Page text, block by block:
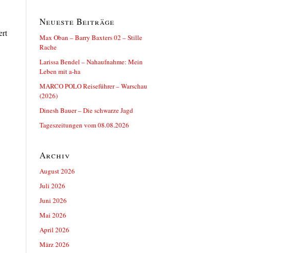
Neueste Beiträge
Max Oban – Barry Baxters 02 – Stille
Rache
Larissa Bendel – Nahaufnahme: Mein
Leben mit a-ha
MARCO POLO Reiseführer – Warschau
(2026)
Dinesh Bauer – Die schwarze Jagd
Tageszeitungen vom 08.08.2026
Archiv
August 2026
Juli 2026
Juni 2026
Mai 2026
April 2026
März 2026